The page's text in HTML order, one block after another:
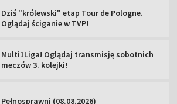
Zawisza Bydgoszcz – Resovia [NA ŻYWO].
Podhale Nowy Targ – Hutnik Kraków [NA